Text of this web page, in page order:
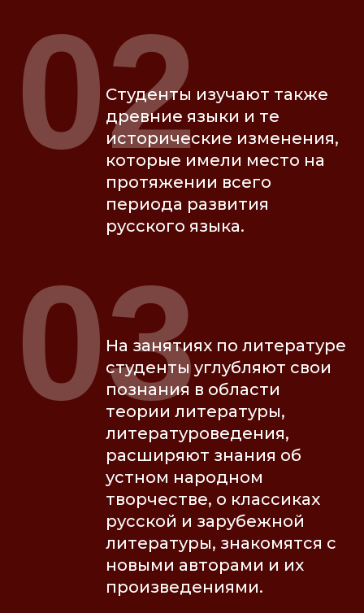
Студенты изучают также
древние языки и те
исторические изменения,
которые имели место на
протяжении всего
периода развития
русского языка.
02
На занятиях по литературе
студенты углубляют свои
познания в области
теории литературы,
литературоведения,
расширяют знания об
устном народном
творчестве, о классиках
русской и зарубежной
литературы, знакомятся с
новыми авторами и их
произведениями.
03